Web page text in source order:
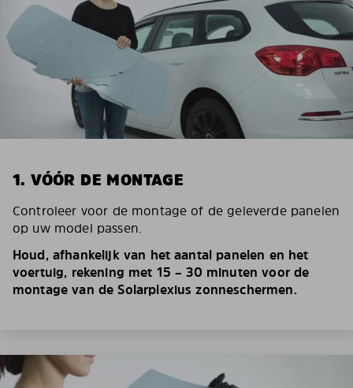
1. VÓÓR DE MONTAGE
Controleer voor de montage of de geleverde panelen
op uw model passen.
Houd, afhankelijk van het aantal panelen en het
voertuig, rekening met 15 – 30 minuten voor de
montage van de Solarplexius zonneschermen.